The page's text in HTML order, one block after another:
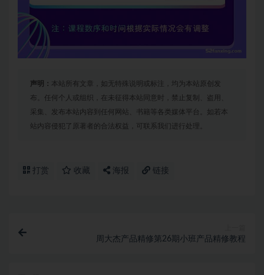
声明： 本站所有文章，如无特殊说明或标注，均为本站原创发
布。任何个人或组织，在未征得本站同意时，禁止复制、盗用、
采集、发布本站内容到任何网站、书籍等各类媒体平台。如若本
站内容侵犯了原著者的合法权益，可联系我们进行处理。
打赏 收藏 海报 链接
周大杰产品精修第26期小班产品精修教程